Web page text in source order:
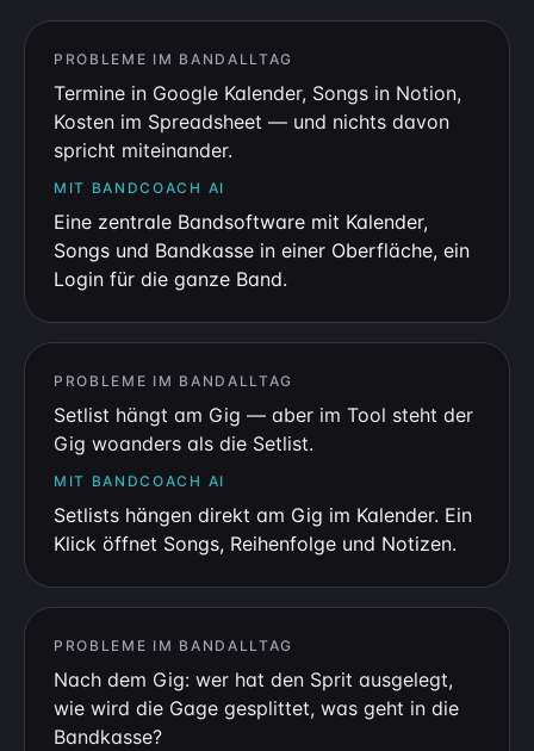
PROBLEME IM BANDALLTAG
Termine in Google Kalender, Songs in Notion,
Kosten im Spreadsheet — und nichts davon
spricht miteinander.
MIT BANDCOACH AI
Eine zentrale Bandsoftware mit Kalender,
Songs und Bandkasse in einer Oberfläche, ein
Login für die ganze Band.
PROBLEME IM BANDALLTAG
Setlist hängt am Gig — aber im Tool steht der
Gig woanders als die Setlist.
MIT BANDCOACH AI
Setlists hängen direkt am Gig im Kalender. Ein
Klick öffnet Songs, Reihenfolge und Notizen.
PROBLEME IM BANDALLTAG
Nach dem Gig: wer hat den Sprit ausgelegt,
wie wird die Gage gesplittet, was geht in die
Bandkasse?